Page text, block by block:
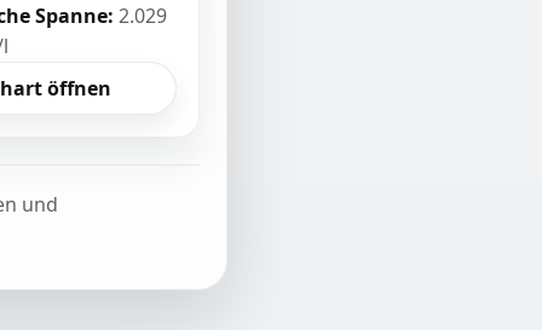
Spanne: 2.029
öffnen
und